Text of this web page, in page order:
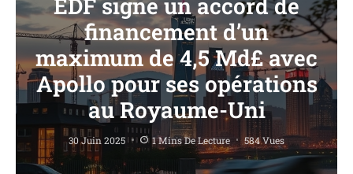
financement d’un
maximum de 4,5 Md£ avec
Apollo pour ses opérations
au Royaume-Uni
30 Juin 2025 1 Mins De Lecture 584 Vues